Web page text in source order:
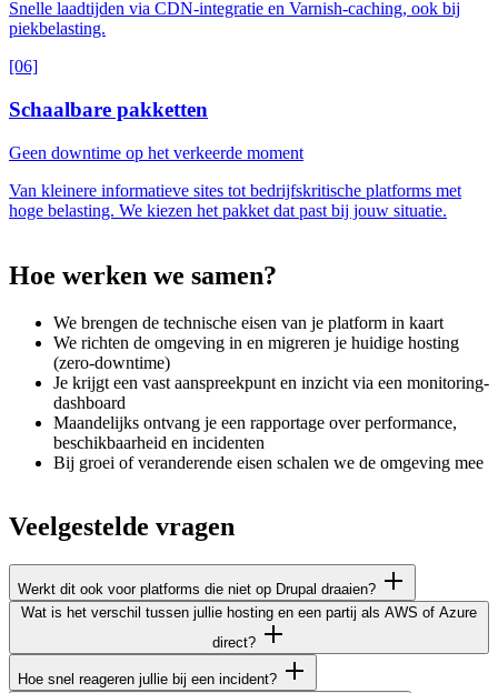
Snelle laadtijden via CDN-integratie en Varnish-caching, ook bij
piekbelasting.
[06]
Schaalbare pakketten
Geen downtime op het verkeerde moment
Van kleinere informatieve sites tot bedrijfskritische platforms met
hoge belasting. We kiezen het pakket dat past bij jouw situatie.
Hoe werken we samen?
We brengen de technische eisen van je platform in kaart
We richten de omgeving in en migreren je huidige hosting
(zero-downtime)
Je krijgt een vast aanspreekpunt en inzicht via een monitoring-
dashboard
Maandelijks ontvang je een rapportage over performance,
beschikbaarheid en incidenten
Bij groei of veranderende eisen schalen we de omgeving mee
Veelgestelde vragen
Werkt dit ook voor platforms die niet op Drupal draaien?
Wat is het verschil tussen jullie hosting en een partij als AWS of Azure
direct?
Hoe snel reageren jullie bij een incident?